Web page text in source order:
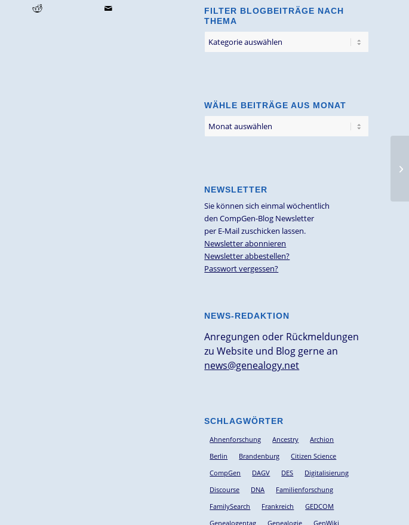
FILTER BLOGBEITRÄGE NACH
THEMA
Blogbeiträge
WÄHLE BEITRÄGE AUS MONAT
NEWSLETTER
Sie können sich einmal wöchentlich
den CompGen-Blog Newsletter
per E-Mail zuschicken lassen.
Newsletter abonnieren
Newsletter abbestellen?
Passwort vergessen?
NEWS-REDAKTION
Anregungen oder Rückmeldungen
zu Website und Blog gerne an
news@genealogy.net
SCHLAGWÖRTER
Ahnenforschung Ancestry
Archion
Berlin
Brandenburg
Citizen Science
CompGen
DAGV DES
Digitalisierung
Discourse
DNA
Familienforschung
FamilySearch
Frankreich
GEDCOM
Genealogentag
Genealogie
GenWiki